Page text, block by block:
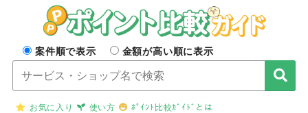
案件順で表示 金額が高い順に表示
お気に入り 使い方
ﾎﾟｲﾝﾄ比較ｶﾞｲﾄﾞとは